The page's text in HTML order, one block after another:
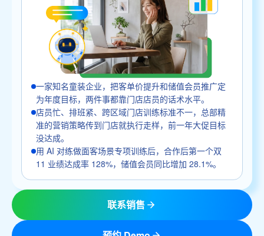
一家知名童装企业，把客单价提升和储值会员推广定
为年度目标，两件事都靠门店店员的话术水平。
店员忙、排班紧、跨区域门店训练标准不一，总部精
准的营销策略传到门店就执行走样，前一年大促目标
没达成。
用 AI 对练做面客场景专项训练后，合作后第一个双
11 业绩达成率 128%，储值会员同比增加 28.1%。
联系销售